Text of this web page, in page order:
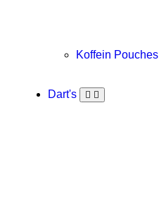
Koffein Pouches
Dart's